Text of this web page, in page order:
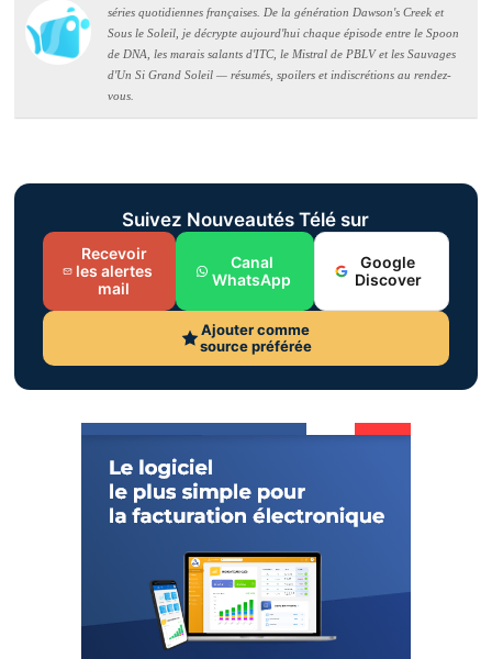
séries quotidiennes françaises. De la génération Dawson's Creek et
Sous le Soleil, je décrypte aujourd'hui chaque épisode entre le Spoon
de DNA, les marais salants d'ITC, le Mistral de PBLV et les Sauvages
d'Un Si Grand Soleil — résumés, spoilers et indiscrétions au rendez-
vous.
Suivez Nouveautés Télé sur
Recevoir
les alertes
mail
Canal
WhatsApp
Google
Discover
Ajouter comme
source préférée